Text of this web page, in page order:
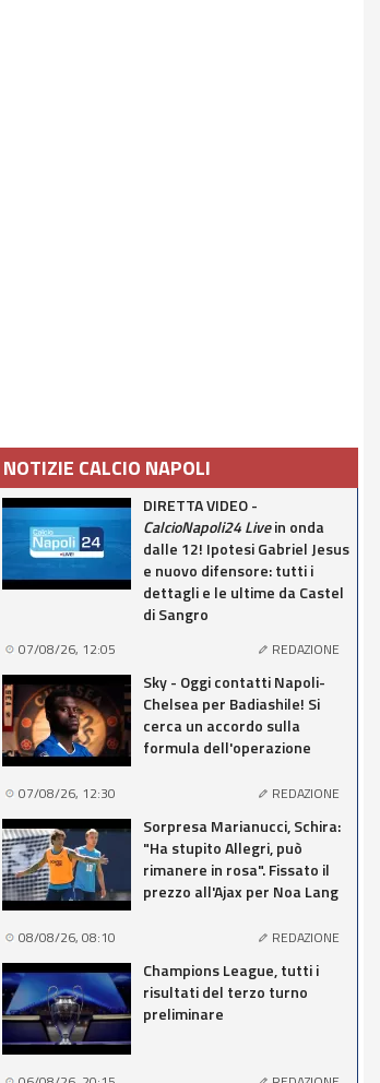
NOTIZIE CALCIO NAPOLI
DIRETTA VIDEO -
CalcioNapoli24 Livein onda
dalle 12! Ipotesi Gabriel Jesus
e nuovo difensore: tutti i
dettagli e le ultime da Castel
di Sangro
07/08/26, 12:05 REDAZIONE
Sky - Oggi contatti Napoli-
Chelsea per Badiashile! Si
cerca un accordo sulla
formula dell'operazione
07/08/26, 12:30 REDAZIONE
Sorpresa Marianucci, Schira:
"Ha stupito Allegri, può
rimanere in rosa". Fissato il
prezzo all'Ajax per Noa Lang
08/08/26, 08:10 REDAZIONE
Champions League, tutti i
risultati del terzo turno
preliminare